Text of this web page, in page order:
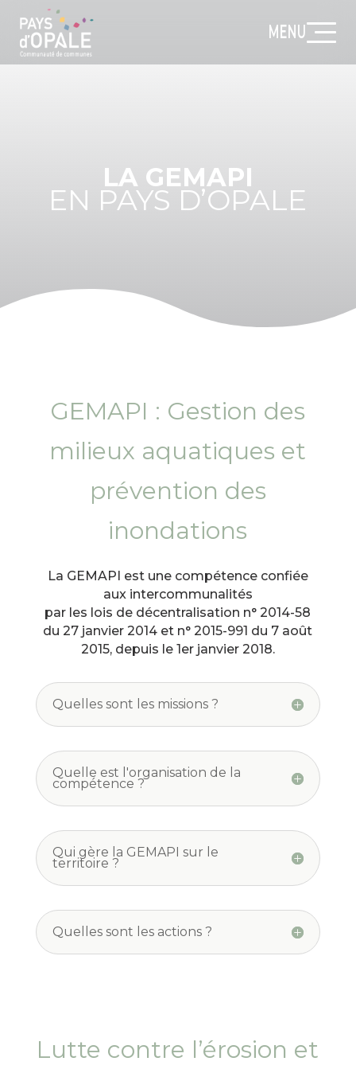
MENU
LA GEMAPI
EN PAYS D’OPALE
GEMAPI : Gestion des
milieux aquatiques et
prévention des
inondations
La GEMAPI est une compétence confiée
aux intercommunalités
par les lois de décentralisation n° 2014-58
du 27 janvier 2014 et n° 2015-991 du 7 août
2015, depuis le 1er janvier 2018.
Quelles sont les missions ?
Quelle est l'organisation de la
compétence ?
Qui gère la GEMAPI sur le
territoire ?
Quelles sont les actions ?
Lutte contre l’érosion et